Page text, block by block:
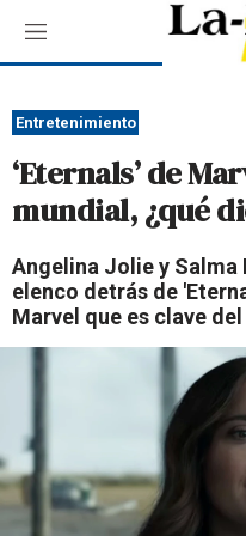
M
e
ú
Entretenimiento
‘Eternals’ de
mundial, ¿qué
Angelina Jolie y
elenco detrás de
Marvel que es clave del